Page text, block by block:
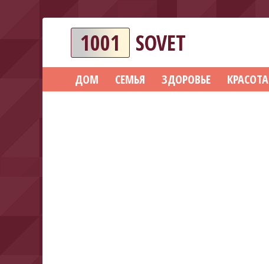
1001 SOVET
ДОМ СЕМЬЯ ЗДОРОВЬЕ КРАСОТА